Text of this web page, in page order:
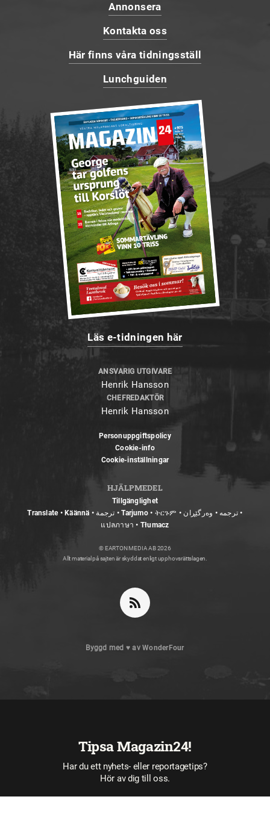
Annonsera
Kontakta oss
Här finns våra tidningsställ
Lunchguiden
Läs e-tidningen här
ANSVARIG UTGIVARE
Henrik Hansson
CHEFREDAKTÖR
Henrik Hansson
Personuppgiftspolicy
Cookie-info
Cookie-inställningar
HJÄLPMEDEL
Tillgänglighet
Translate • Käännä • ترجمة • Tarjumo • ትርጉም • ترجمه • وەرگێڕان •
แปลภาษา • Tłumacz
© EARTON MEDIA AB 2026
Allt material på sajten är skyddat enligt upphovsrättslagen.
Byggd med ♥ avWonderFour
Tipsa Magazin24!
Har du ett nyhets- eller reportagetips?
Hör av dig till oss.